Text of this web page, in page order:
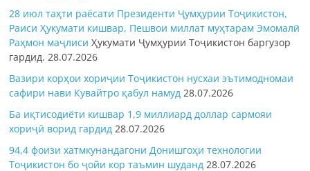
28 июл таҳти раёсати Президенти Ҷумҳурии Тоҷикистон,
Раиси Ҳукумати кишвар, Пешвои миллат муҳтарам Эмомалӣ
Раҳмон маҷлисиҲукумати Ҷумҳурии Тоҷикистон баргузор
гардид.28.07.2026
Вазири корҳои хориҷии Тоҷикистон нусхаи эътимодномаи
сафири нави Кувайтро қабул намуд 28.07.2026
Ба иқтисодиёти кишвар 1,9 миллиард доллар сармояи
хориҷӣ ворид гардид 28.07.2026
94,4 фоизи хатмкунандагони Донишгоҳи технологии
Тоҷикистон бо ҷойи кор таъмин шуданд 28.07.2026